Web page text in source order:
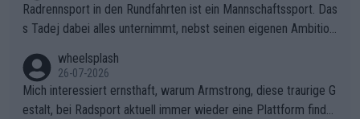
Radrennsport in den Rundfahrten ist ein Mannschaftssport. Das
s Tadej dabei alles unternimmt, nebst seinen eigenen Ambition
ganze Team auch mental stark zu machen und konkret am Erf
olg teilzuhaben, ist ihm ganz hoch anzurechnen. Das ist ein Zei
chen weit über den Radsport hinaus.
wheelsplash
26-07-2026
Mich interessiert ernsthaft, warum Armstrong, diese traurige G
estalt, bei Radsport aktuell immer wieder eine Plattform finde